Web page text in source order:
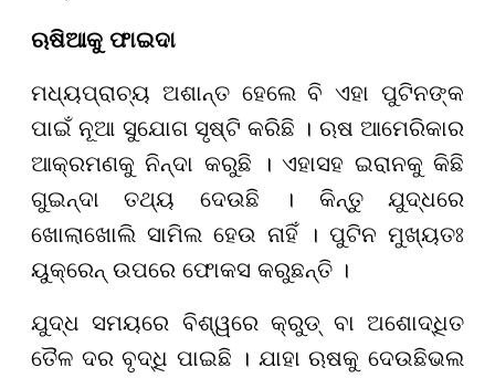
ଋଷିଆକୁ ଫାଇଦା
ମଧ୍ୟପ୍ରାଚ୍ୟ ଅଶାନ୍ତ ହେଲେ ବି ଏହା ପୁଟିନଙ୍କ
ପାଇଁ ନୂଆ ସୁଯୋଗ ସୃଷ୍ଟି କରିଛି । ଋଷ ଆମେରିକାର
ଆକ୍ରମଣକୁ ନିନ୍ଦା କରୁଛି । ଏହାସହ ଇରାନକୁ କିଛି
ଗୁଇନ୍ଦା ତଥ୍ୟ ଦେଉଛି । କିନ୍ତୁ ଯୁଦ୍ଧରେ
ଖୋଲାଖୋଲି ସାମିଲ ହେଉ ନାହିଁ । ପୁଟିନ ମୁଖ୍ୟତଃ
ୟୁକ୍ରେନ୍ ଉପରେ ଫୋକସ କରୁଛନ୍ତି ।
ଯୁଦ୍ଧ ସମୟରେ ବିଶ୍ୱରେ କ୍ରୁଡ୍ ବା ଅଶୋଦ୍ଧିତ
ତୈଳ ଦର ବୃଦ୍ଧି ପାଇଛି । ଯାହା ଋଷକୁ ଦେଉଛିଭଲ